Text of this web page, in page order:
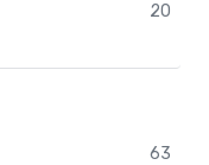
20
63